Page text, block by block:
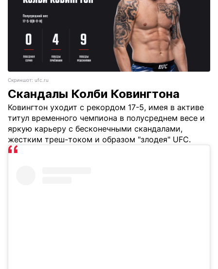
Скриншот: ufc.ru
Скандалы Колби Ковингтона
Ковингтон уходит с рекордом 17-5, имея в активе
титул временного чемпиона в полусреднем весе и
яркую карьеру с бесконечными скандалами,
жестким треш-током и образом "злодея" UFC.